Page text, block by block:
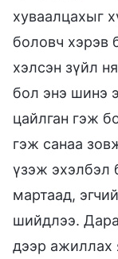
хуваалцахыг
боловч хэрэв
хэлсэн зүйл
бол энэ шинэ
цайлган гэж
гэж санаа
үзэж эхэлбэл
мартаад,
шийдлээ.
дээр ажиллах